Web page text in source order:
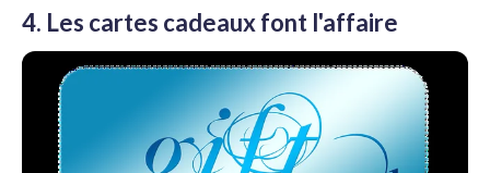
4. Les cartes cadeaux font l'affaire